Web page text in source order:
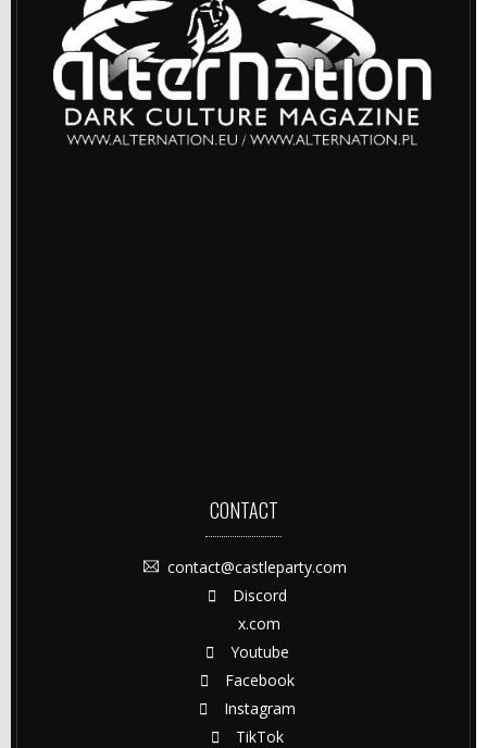
CONTACT
contact@castleparty.com
Discord
x.com
Youtube
Facebook
Instagram
TikTok